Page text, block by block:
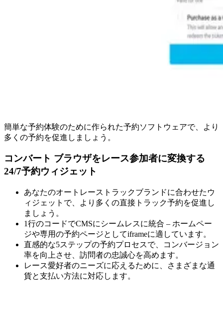
簡単な予約体験のために作られた予約ソフトウェアで、より
多くの予約を促進しましょう。
コンバート ブラウザをレース参加者に変換する
24/7予約ウィジェット
あなたのオートレーストラックブランドに合わせたウ
ィジェットで、より多くの直接トラック予約を促進し
ましょう。
1行のコードでCMSにシームレスに統合 – ホームペー
ジや専用の予約ページとしてiframeに適しています。
直感的な5ステップの予約プロセスで、コンバージョン
率を向上させ、訪問者の忠誠心を高めます。
レース愛好者のニーズに応えるために、さまざまな通
貨と支払い方法に対応します。